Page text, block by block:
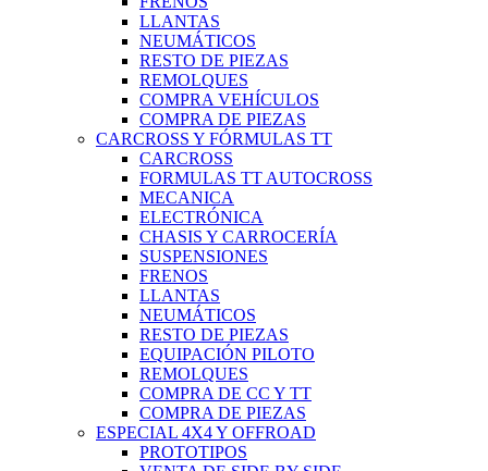
LLANTAS
NEUMÁTICOS
RESTO DE PIEZAS
REMOLQUES
COMPRA VEHÍCULOS
COMPRA DE PIEZAS
CARCROSS Y FÓRMULAS TT
CARCROSS
FORMULAS TT AUTOCROSS
MECANICA
ELECTRÓNICA
CHASIS Y CARROCERÍA
SUSPENSIONES
FRENOS
LLANTAS
NEUMÁTICOS
RESTO DE PIEZAS
EQUIPACIÓN PILOTO
REMOLQUES
COMPRA DE CC Y TT
COMPRA DE PIEZAS
ESPECIAL 4X4 Y OFFROAD
PROTOTIPOS